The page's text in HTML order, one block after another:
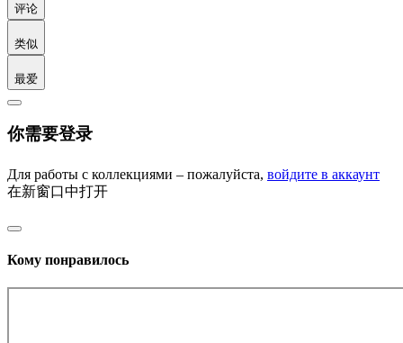
评论
类似
最爱
你需要登录
Для работы с коллекциями – пожалуйста, войдите в аккаунт
在新窗口中打开
Кому понравилось